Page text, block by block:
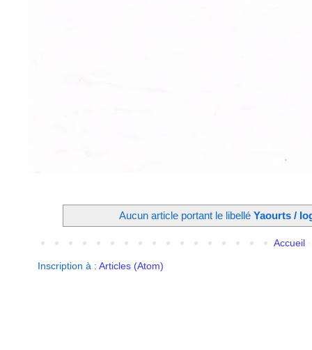
Aucun article portant le libelléYaourts /
Accueil
Inscription à : Articles (Atom)